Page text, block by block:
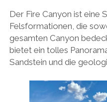
Der Fire Canyon ist eine
Felsformationen, die
gesamten Canyon
bietet ein tolles
Sandstein und die